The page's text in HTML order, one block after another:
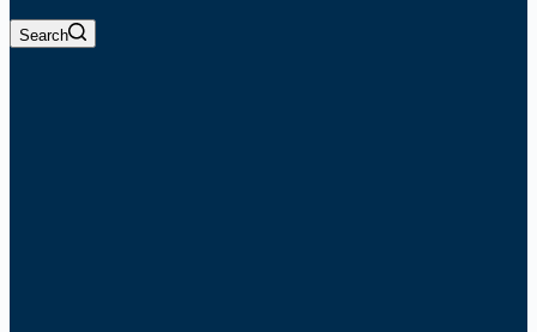
Search